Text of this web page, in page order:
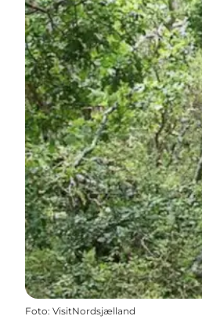
Foto: VisitNordsjælland